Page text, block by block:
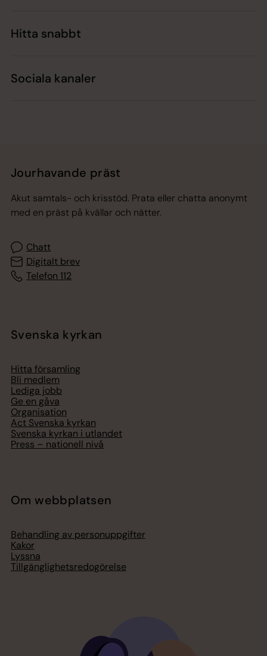
Hitta snabbt
Sociala kanaler
Jourhavande präst
Akut samtals- och krisstöd. Prata eller chatta anonymt
med en präst på kvällar och nätter.
Chatt
Digitalt brev
Telefon 112
Svenska kyrkan
Hitta församling
Bli medlem
Lediga jobb
Ge en gåva
Organisation
Act Svenska kyrkan
Svenska kyrkan i utlandet
Press – nationell nivå
Om webbplatsen
Behandling av personuppgifter
Kakor
Lyssna
Tillgänglighetsredogörelse